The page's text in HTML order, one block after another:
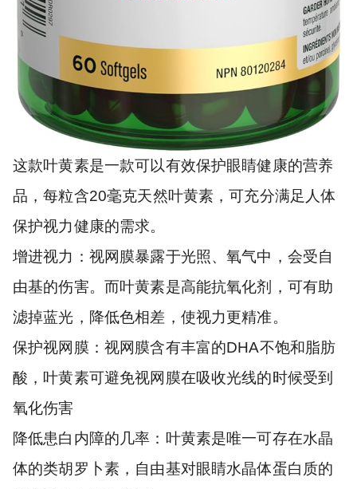
这款叶黄素是一款可以有效保护眼睛健康的营养
品，每粒含20毫克天然叶黄素，可充分满足人体
保护视力健康的需求。
增进视力：视网膜暴露于光照、氧气中，会受自
由基的伤害。而叶黄素是高能抗氧化剂，可有助
滤掉蓝光，降低色相差，使视力更精准。
保护视网膜：视网膜含有丰富的DHA不饱和脂肪
酸，叶黄素可避免视网膜在吸收光线的时候受到
氧化伤害
降低患白内障的几率：叶黄素是唯一可存在水晶
体的类胡罗卜素，自由基对眼睛水晶体蛋白质的